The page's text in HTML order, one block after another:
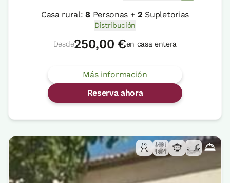
Casa rural:8Personas +2 Supletorias
Distribución
Desde250,00 €en casa entera
Más información
Reserva ahora